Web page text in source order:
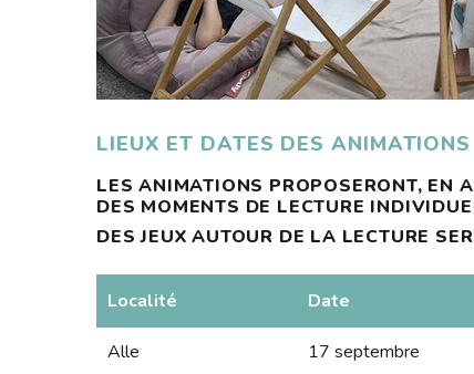
LIEUX ET DATES DES ANIMATIONS
LES ANIMATIONS PROPOSERONT, EN
DES MOMENTS DE LECTURE
DES JEUX AUTOUR DE LA LECTURE
Localité Date
Alle 17 septembre